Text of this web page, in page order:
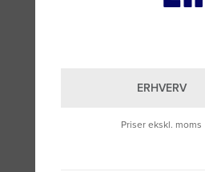
ERHVERV
Priser ekskl. moms